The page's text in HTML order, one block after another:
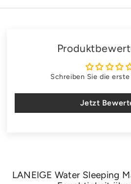
Schreiben Sie die
Jetzt
LANEIGE Water Sleeping